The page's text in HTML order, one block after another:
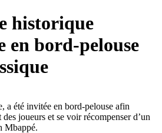
historique
en bord-pelouse
a été invitée en bord-pelouse afin
des joueurs et se voir récompenser d’un
Mbappé.